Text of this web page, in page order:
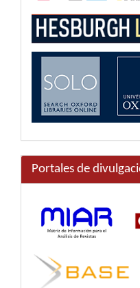
Portales de